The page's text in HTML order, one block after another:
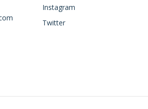
Instagram
Twitter